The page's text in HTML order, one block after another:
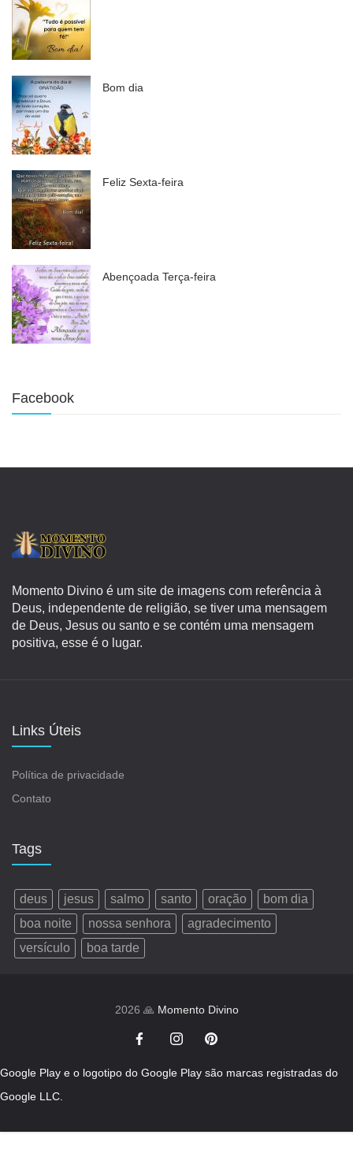
Bom dia
Feliz Sexta-feira
Abençoada Terça-feira
Facebook
Momento Divino é um site de imagens com referência à
Deus, independente de religião, se tiver uma mensagem
de Deus, Jesus ou santo e se contém uma mensagem
positiva, esse é o lugar.
Links Úteis
Política de privacidade
Contato
Tags
deus jesus salmo santo oração
bom dia
boa noite
nossa senhora
agradecimento
versículo
boa tarde
2026 🙏 Momento Divino
Google Play e o logotipo do Google Play são marcas registradas do
Google LLC.